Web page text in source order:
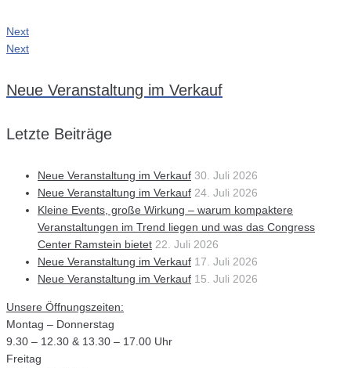
Next
Next
Neue Veranstaltung im Verkauf
Letzte Beiträge
Neue Veranstaltung im Verkauf 30. Juli 2026
Neue Veranstaltung im Verkauf 24. Juli 2026
Kleine Events, große Wirkung – warum kompaktere
Veranstaltungen im Trend liegen und was das Congress
Center Ramstein bietet 22. Juli 2026
Neue Veranstaltung im Verkauf 17. Juli 2026
Neue Veranstaltung im Verkauf 15. Juli 2026
Unsere Öffnungszeiten:
Montag – Donnerstag
9.30 – 12.30 & 13.30 – 17.00 Uhr
Freitag